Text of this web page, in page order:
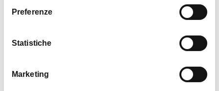
Preferenze
Statistiche
Marketing